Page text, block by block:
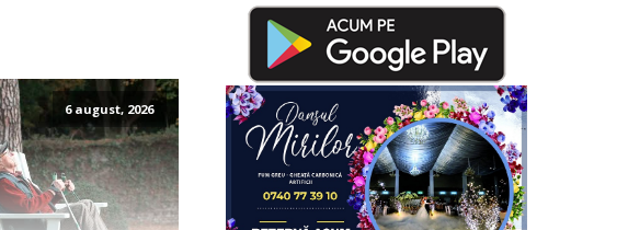
Concurs național „Creangă... la el
acasă”. De la poveste, la
inspirație!
6 august, 2026